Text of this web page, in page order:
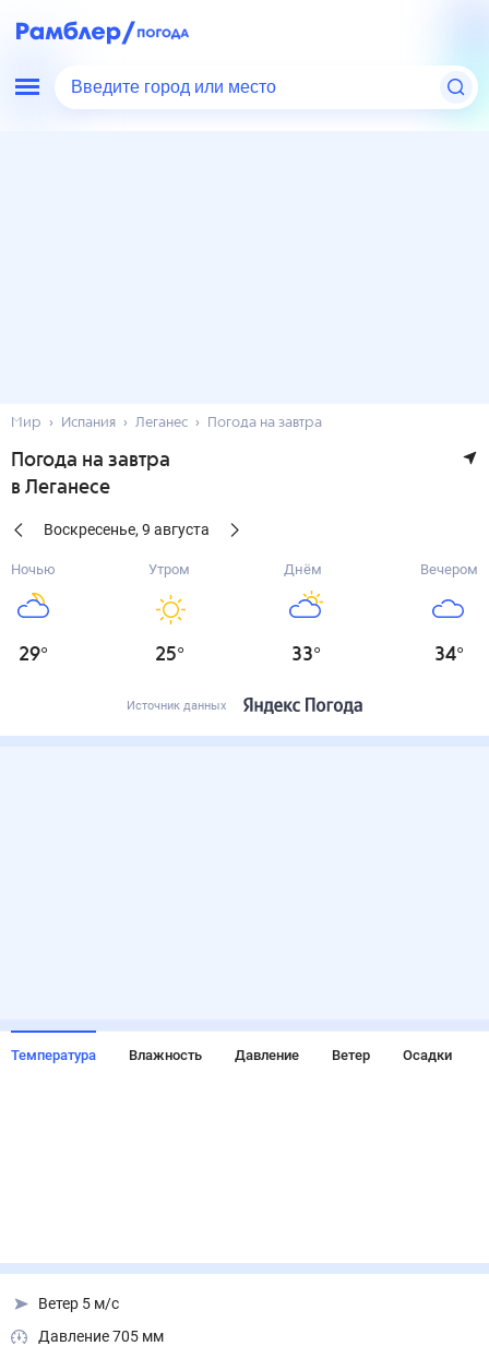
Введите город или место
Мир Испания Леганес Погода на завтра
Погода на завтра
в Леганесе
Воскресенье, 9 августа
Ночью
29°
Утром
25°
Днём
33°
Вечером
34°
Источник данных
Температура Влажность Давление Ветер Осадки
Ветер 5 м/с
Давление 705 мм